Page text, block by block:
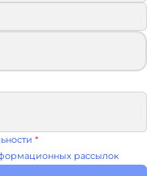
*
рассылок